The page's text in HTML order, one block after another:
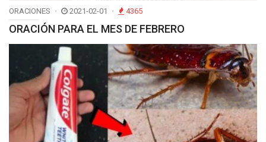
ORACIONES 2021-02-01 4365
ORACIÓN PARA EL MES DE FEBRERO